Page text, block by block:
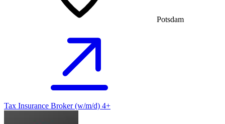
Potsdam
Tax Insurance Broker (w/m/d) 4+